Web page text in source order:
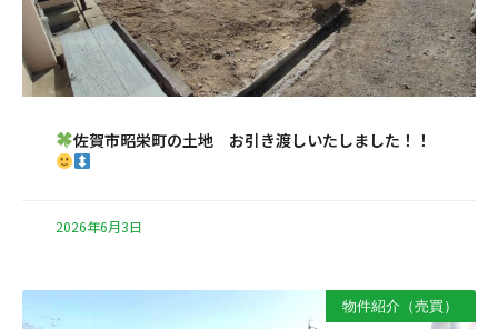
佐賀市昭栄町の土地 お引き渡しいたしました！！
2026年6月3日
物件紹介（売買）